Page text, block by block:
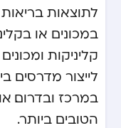
לתוצאות
במכונים או
קליניקות
לייצור מדרסים
במרכז ובדרום.
הטובים ביותר.